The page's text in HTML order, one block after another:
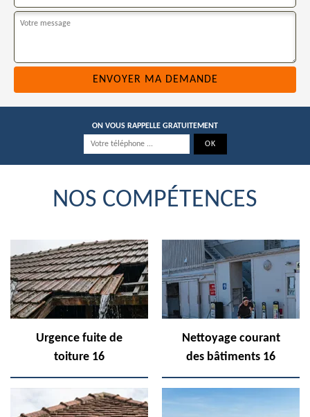
ON VOUS RAPPELLE GRATUITEMENT
NOS COMPÉTENCES
Urgence fuite de
toiture 16
Nettoyage courant
des bâtiments 16